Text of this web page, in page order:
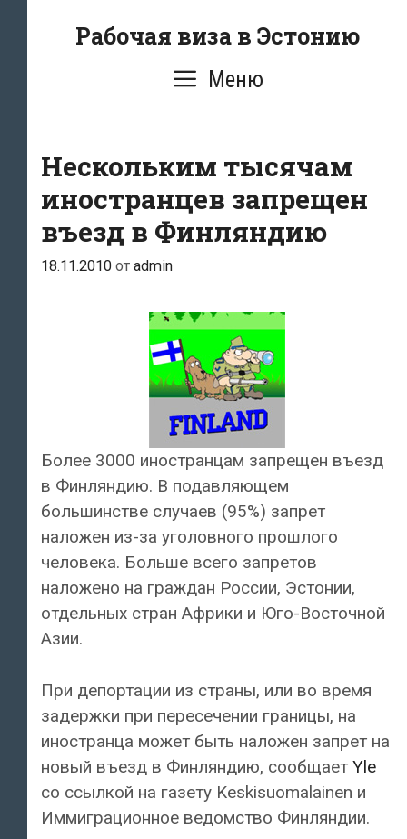
Рабочая виза в Эстонию
Меню
Нескольким тысячам
иностранцев запрещен
въезд в Финляндию
18.11.2010 от admin
Более 3000 иностранцам запрещен въезд
в Финляндию. В подавляющем
большинстве случаев (95%) запрет
наложен из-за уголовного прошлого
человека. Больше всего запретов
наложено на граждан России, Эстонии,
отдельных стран Африки и Юго-Восточной
Азии.
При депортации из страны, или во время
задержки при пересечении границы, на
иностранца может быть наложен запрет на
новый въезд в Финляндию, сообщает Yle
со ссылкой на газету Keskisuomalainen и
Иммиграционное ведомство Финляндии.